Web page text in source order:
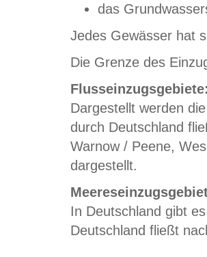
das
Jedes Gewässer hat
Die Grenze des
Dargestellt werden
durch Deutschland
Warnow / Peene,
dargestellt.
In Deutschland gibt
Deutschland fließt